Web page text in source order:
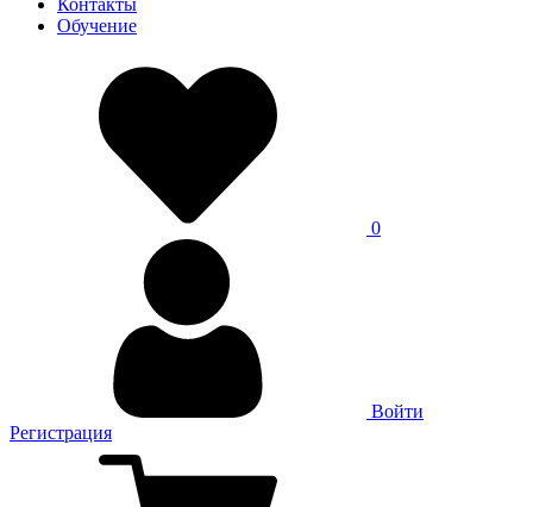
Обучение
0
Войти
Регистрация